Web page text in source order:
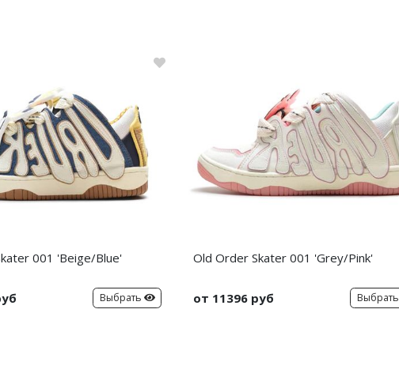
001 'Beige/Blue'
Выбрать
Old Order Skater 001 'Grey/Pink'
от 11396 руб Выбрать